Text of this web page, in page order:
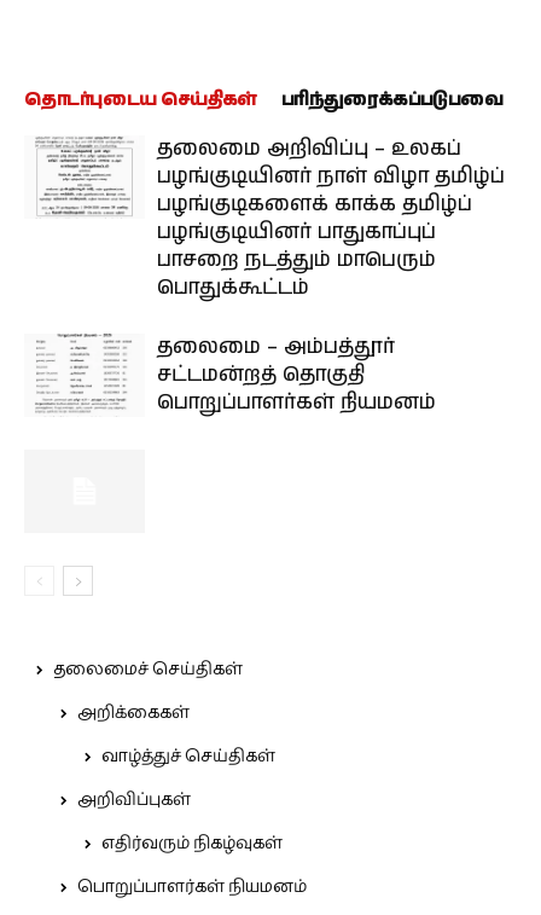
தொடர்புடைய செய்திகள் பரிந்துரைக்கப்படுபவை
தலைமை அறிவிப்பு – உலகப்
பழங்குடியினர் நாள் விழா தமிழ்ப்
பழங்குடிகளைக் காக்க தமிழ்ப்
பழங்குடியினர் பாதுகாப்புப்
பாசறை நடத்தும் மாபெரும்
பொதுக்கூட்டம்
தலைமை – அம்பத்தூர்
சட்டமன்றத் தொகுதி
பொறுப்பாளர்கள் நியமனம்
தலைமைச் செய்திகள்
அறிக்கைகள்
வாழ்த்துச் செய்திகள்
அறிவிப்புகள்
எதிர்வரும் நிகழ்வுகள்
பொறுப்பாளர்கள் நியமனம்